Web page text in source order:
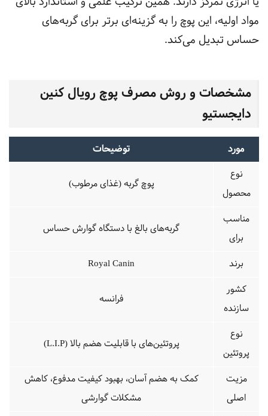
مواد اولیه، این پوچ را به گزینه‌ای برتر برای گربه‌های
حساس تبدیل می‌کند.
مشخصات و روش مصرف پوچ رویال کنین
دایجستیو
مورد توضیحات
نوع
محصول
پوچ گربه (غذای مرطوب)
مناسب
برای
گربه‌های بالغ با دستگاه گوارش حساس
برند
Royal Canin
کشور
سازنده
فرانسه
نوع
پروتئین
پروتئین‌های با قابلیت هضم بالا (L.I.P)
مزیت
اصلی
کمک به هضم آسان، بهبود کیفیت مدفوع، کاهش
مشکلات گوارشی